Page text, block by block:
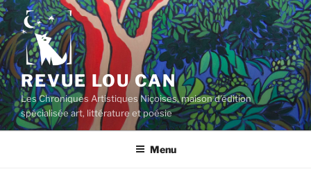
Aller
au
contenu
principal
REVUE LOU CAN
Les Chroniques Artistiques Niçoises, maison d'édition
spécialisée art, littérature et poésie
Menu